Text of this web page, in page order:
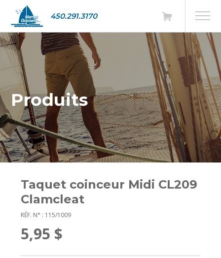
450.291.3170
Produits
Taquet coinceur Midi CL209
Clamcleat
RÉF. N° : 115/1009
5,95 $